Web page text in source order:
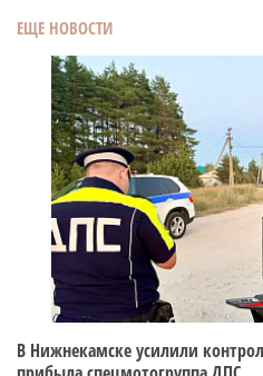
ЕЩЕ НОВОСТИ
В Нижнекамске усилили